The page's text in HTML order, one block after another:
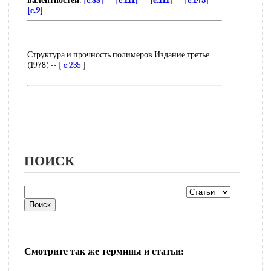
[c.9]
Структура и прочность полимеров Издание третье
(1978) -- [ c.235 ]
ПОИСК
Смотрите так же термины и статьи: